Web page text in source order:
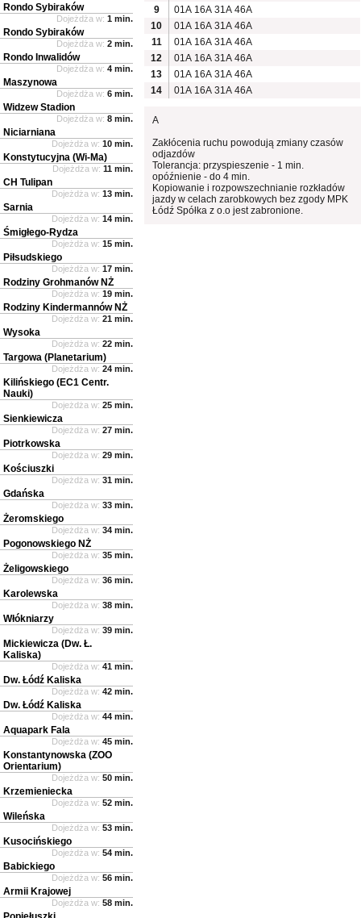
9
01A 16A 31A 46A
10
01A 16A 31A 46A
11
01A 16A 31A 46A
12
01A 16A 31A 46A
13
01A 16A 31A 46A
14
01A 16A 31A 46A
A
Zakłócenia ruchu powodują zmiany czasów
odjazdów
Tolerancja: przyspieszenie - 1 min.
opóźnienie - do 4 min.
Kopiowanie i rozpowszechnianie rozkładów
jazdy w celach zarobkowych bez zgody MPK
Łódź Spółka z o.o jest zabronione.
Rondo Sybiraków
Dojeżdża w: 1 min.
Rondo Sybiraków
Dojeżdża w: 2 min.
Rondo Inwalidów
Dojeżdża w: 4 min.
Maszynowa
Dojeżdża w: 6 min.
Widzew Stadion
Dojeżdża w: 8 min.
Niciarniana
Dojeżdża w: 10 min.
Konstytucyjna (Wi-Ma)
Dojeżdża w: 11 min.
CH Tulipan
Dojeżdża w: 13 min.
Sarnia
Dojeżdża w: 14 min.
Śmigłego-Rydza
Dojeżdża w: 15 min.
Piłsudskiego
Dojeżdża w: 17 min.
Rodziny Grohmanów NŻ
Dojeżdża w: 19 min.
Rodziny Kindermannów NŻ
Dojeżdża w: 21 min.
Wysoka
Dojeżdża w: 22 min.
Targowa (Planetarium)
Dojeżdża w: 24 min.
Kilińskiego (EC1 Centr.
Nauki)
Dojeżdża w: 25 min.
Sienkiewicza
Dojeżdża w: 27 min.
Piotrkowska
Dojeżdża w: 29 min.
Kościuszki
Dojeżdża w: 31 min.
Gdańska
Dojeżdża w: 33 min.
Żeromskiego
Dojeżdża w: 34 min.
Pogonowskiego NŻ
Dojeżdża w: 35 min.
Żeligowskiego
Dojeżdża w: 36 min.
Karolewska
Dojeżdża w: 38 min.
Włókniarzy
Dojeżdża w: 39 min.
Mickiewicza (Dw. Ł.
Kaliska)
Dojeżdża w: 41 min.
Dw. Łódź Kaliska
Dojeżdża w: 42 min.
Dw. Łódź Kaliska
Dojeżdża w: 44 min.
Aquapark Fala
Dojeżdża w: 45 min.
Konstantynowska (ZOO
Orientarium)
Dojeżdża w: 50 min.
Krzemieniecka
Dojeżdża w: 52 min.
Wileńska
Dojeżdża w: 53 min.
Kusocińskiego
Dojeżdża w: 54 min.
Babickiego
Dojeżdża w: 56 min.
Armii Krajowej
Dojeżdża w: 58 min.